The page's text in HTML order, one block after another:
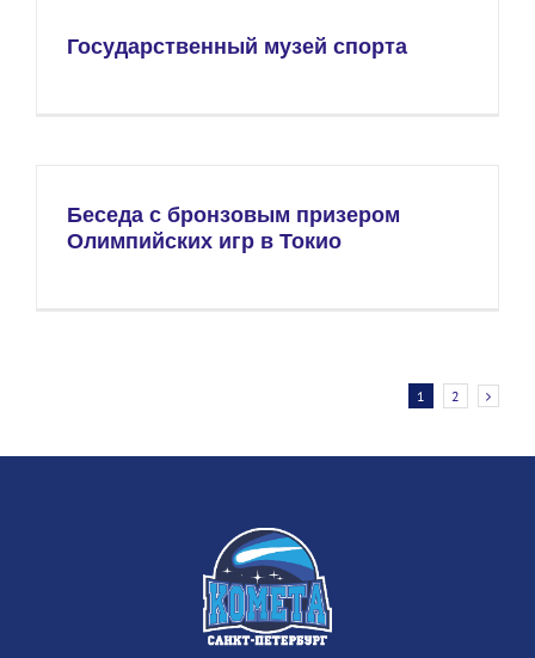
Государственный музей спорта
Беседа с бронзовым призером
Олимпийских игр в Токио
1 2